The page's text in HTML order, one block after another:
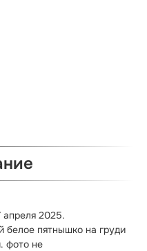
апреля 2025.
белое пятнышко на груди
фото не